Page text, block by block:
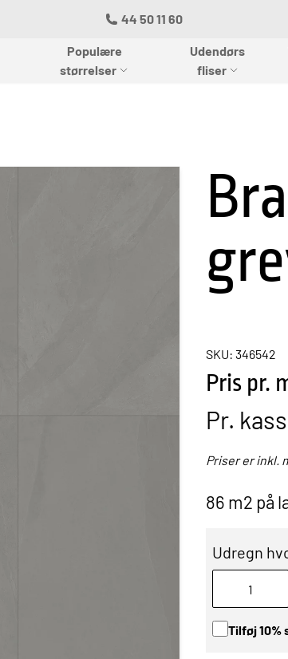
44 50 11 60
Populære
størrelser
Udendørs
fliser
SKU: 346542
Pris pr.
Pr.
Priser er inkl.
86 m2 på
Udregn
Tilføj 10%